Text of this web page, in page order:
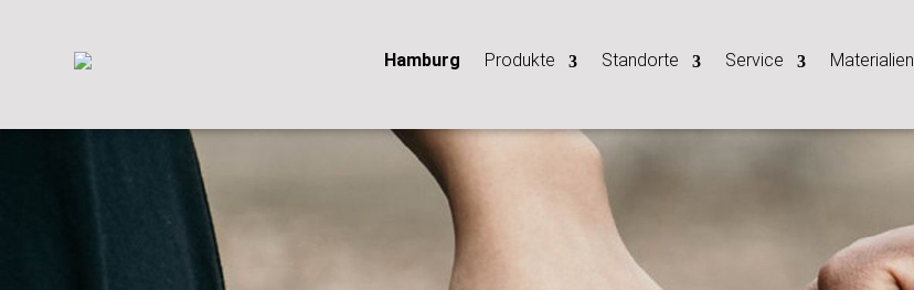
Hamburg Produkte Standorte Service Materialien